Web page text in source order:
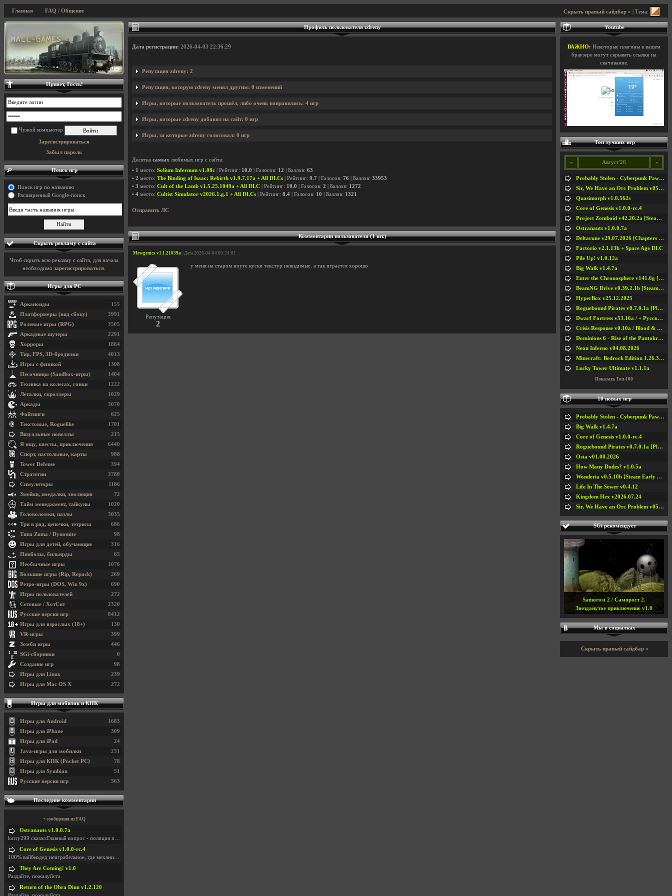
Скрыть правый сайдбар » | Тема:
Главная FAQ / Общение
Профиль пользователя zdreny
Дата регистрации: 2026-04-03 22:36:29
Репутация zdreny: 2
Репутация, которую zdreny менял другим: 0 изменений
Игры, которые пользователь прошёл, либо очень понравились: 4 игр
Игры, которые zdreny добавил на сайт: 0 игр
Игры, за которые zdreny голосовал: 0 игр
Десятка самых любимых игр с сайта:
• 1 место: Solium Infernum v1.08c | Рейтинг: 10.0 | Голосов: 12 | Баллов: 63
• 2 место: The Binding of Isaac: Rebirth v1.9.7.17a + All DLCs | Рейтинг: 9.7 | Голосов: 76 | Баллов: 33953
• 3 место: Cult of the Lamb v1.5.25.1049a + All DLC | Рейтинг: 10.0 | Голосов: 2 | Баллов: 1272
• 4 место: Cultist Simulator v2026.1.g.1 + All DLCs | Рейтинг: 8.4 | Голосов: 10 | Баллов: 1321
Отправить ЛС
Комментарии пользователя (1 шт.)
Mewgenics v1.1.21039a | Дата 2026-04-04 00:24:01
Репутация
2
у меня на старом ноуте куски текстур невидимые. а так играется хорошо
Привет, Гость!
Чужой компьютер
Зарегистрироваться
Забыл пароль
Поиск игр
Поиск игр по названию
Расширенный Google-поиск
Скрыть рекламу с сайта
Чтоб скрыть всю рекламу с сайта, для начала
необходимо зарегистрироваться
Игры для PC
155
Арканоиды
3991
Платформеры (вид сбоку)
3505
Ролевые игры (RPG)
2291
Аркадные шутеры
1884
Хорроры
4013
Тир, FPS, 3D-бродилки
1308
Игры с физикой
1404
Песочницы (Sandbox-игры)
1222
Техника на колесах, гонки
1029
Леталки, скроллеры
3070
Аркады
625
Файтинги
1701
Текстовые, Roguelike
215
Визуальные новеллы
6440
Я ищу, квесты, приключения
988
Спорт, настольные, карты
394
Tower Defense
3780
Стратегии
1186
Симуляторы
72
Змейки, поедалки, эволюция
1020
Тайм менеджмент, тайкуны
3035
Головоломки, пазлы
686
Три в ряд, цепочки, тетрисы
98
Типа Zuma / Dynomite
316
Игры для детей, обучающие
65
Пинболы, бильярды
1076
Необычные игры
269
Большие игры (Rip, Repack)
690
Ретро-игры (DOS, Win 9x)
272
Игры пользователей
2320
Сетевые / ХотСит
8412
Русские версии игр
130
Игры для взрослых (18+)
399
VR-игры
446
Зомби игры
0
SGi-сборники
98
Создание игр
239
Игры для Linux
272
Игры для Mac OS X
Игры для мобилок и КПК
1683
Игры для Android
309
Игры для iPhone
24
Игры для iPad
231
Java-игры для мобилки
78
Игры для КПК (Pocket PC)
51
Игры для Symbian
563
Русские версии игр
Последние комментарии
+ сообщения из FAQ
Ostranauts v1.0.0.7a
karry299 сказал:Главный вопрос - полиция по-прежне
Core of Genesis v1.0.0-rc.4
100% вайбкодед неиграбельное, где механики знает т
They Are Coming! v1.0
Раздайте, пожалуйста.
Return of the Obra Dinn v1.2.120
Youtube
ВАЖНО: Некоторые плагины в вашем
браузере могут скрывать ссылки на
скачивание.
Топ лучших игр
« Август'26 »
Probably Stolen - Cyberpunk Pawnshop Simulator v048c [Playtest]
Sir, We Have an Orc Problem v05.08.2026
Quasimorph v1.0.562s
Core of Genesis v1.0.0-rc.4
Project Zomboid v42.20.2a [Steam Early Access]
Ostranauts v1.0.0.7a
Deltarune v29.07.2026 [Chapters 1-5] / + RUS [Chapters 1-5]
Factorio v2.1.13b + Space Age DLC
Pile Up! v1.0.12a
Big Walk v1.4.7a
Enter the Chronosphere v141.6g [Steam Early Access]
BeamNG Drive v0.39.2.1b [Steam Early Access]
HyperBox v25.12.2025
Roguebound Pirates v0.7.0.1a [Playtest]
Dwarf Fortress v53.16a / + Русская Версия v50.12a
Crisis Response v0.10a / Blood & Bullet
Dominions 6 - Rise of the Pantokrator v6.35a
Neon Inferno v04.08.2026
Minecraft: Bedrock Edition 1.26.33.1a / + TLauncher v2.89
Lucky Tower Ultimate v1.1.1a
Показать Топ-100
10 новых игр
Probably Stolen - Cyberpunk Pawnshop Simulator v048c [Playtest]
Big Walk v1.4.7a
Core of Genesis v1.0.0-rc.4
Roguebound Pirates v0.7.0.1a [Playtest]
Osta v01.08.2026
How Many Dudes? v1.0.5a
Wonderia v0.5.10b [Steam Early Access]
Life In The Sewer v0.4.12
Kingdom Hex v2026.07.24
Sir, We Have an Orc Problem v05.08.2026
SGi рекомендует
Samorost 2 / Саморост 2.
Звезданутое приключение v1.0
Мы в социалках
Скрыть правый сайдбар »